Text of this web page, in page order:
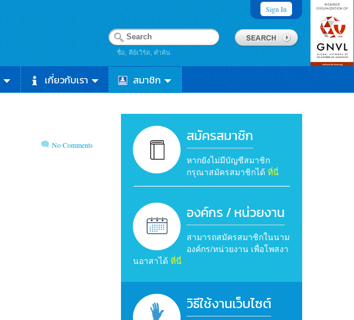
Sign In
ชื่อ, คีย์เวิร์ด, คำค้น
เกี่ยวกับเรา สมาชิก
No Comments สมัครสมาชิก
หากยังไม่มีบัญชีสมาชิก
กรุณาสมัครสมาชิกได้ ที่นี่
องค์กร / หน่วยงาน
สามารถสมัครสมาชิกในนาม
องค์กร/หน่วยงาน เพื่อโพสงา
นอาสาได้ ที่นี่
วิธีใช้งานเว็บไซต์